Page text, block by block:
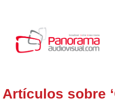
Artículos sobre